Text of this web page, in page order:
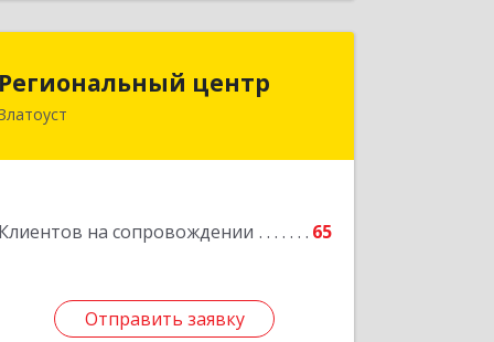
Региональный центр
Клиентов на сопровождении 65
Отправить заявку
Региональный центр
456227, Челябинская обл, Златоуст г,
Отправить заявку